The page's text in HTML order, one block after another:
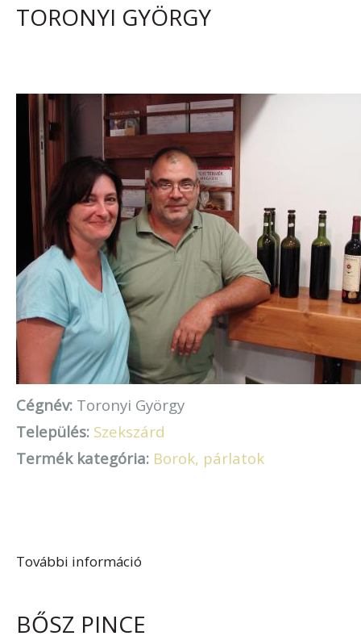
TORONYI GYÖRGY
Cégnév: Toronyi György
Település: Szekszárd
Termék kategória: Borok, párlatok
További információ
BŐSZ PINCE